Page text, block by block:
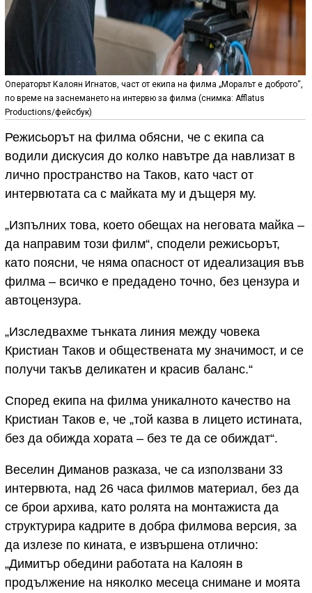
Операторът Калоян Игнатов, част от екипа на филма „Моралът е доброто“,
по време на заснемането на интервю за филма (снимка: Afflatus
Productions/фейсбук)
Режисьорът на филма обясни, че с екипа са
водили дискусия до колко навътре да навлизат в
лично пространство на Таков, като част от
интервютата са с майката му и дъщеря му.
„Изпълних това, което обещах на неговата майка –
да направим този филм“, сподели режисьорът,
като поясни, че няма опасност от идеализация във
филма – всичко е предадено точно, без цензура и
автоцензура.
„Изследвахме тънката линия между човека
Кристиан Таков и обществената му значимост, и се
получи такъв деликатен и красив баланс.“
Според екипа на филма уникалното качество на
Кристиан Таков е, че „той казва в лицето истината,
без да обижда хората – без те да се обиждат“.
Веселин Диманов разказа, че са използвани 33
интервюта, над 26 часа филмов материал, без да
се брои архива, като ролята на монтажиста да
структурира кадрите в добра филмова версия, за
да излезе по кината, е извършена отлично:
„Димитър обедини работата на Калоян в
продължение на няколко месеца снимане и моята